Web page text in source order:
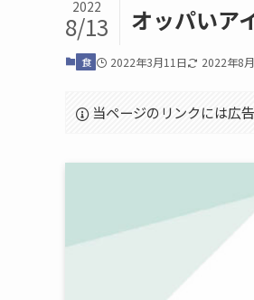
オッパいア
2022
8/13
食 2022年3月11日 2022年8
当ページのリンクには広